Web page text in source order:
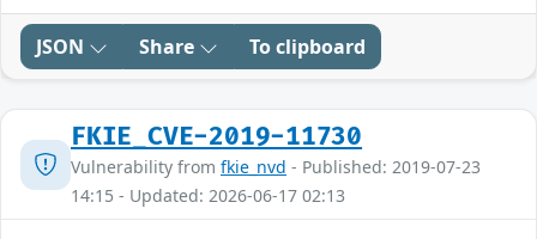
JSON Share To clipboard
FKIE_CVE-2019-11730
Vulnerability from fkie_nvd - Published: 2019-07-23
14:15 - Updated: 2026-06-17 02:13